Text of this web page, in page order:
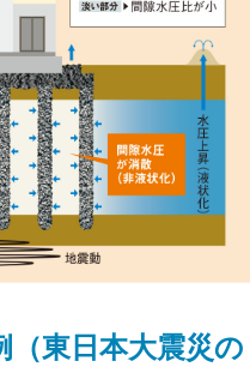
東日本大震災の